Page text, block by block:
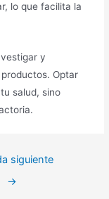
lo que facilita la
y
Optar
salud, sino
siguiente
→